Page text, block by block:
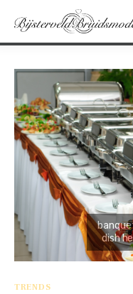
Home
Algemeen
Beauty
Fashion
Sieraden
TRENDS